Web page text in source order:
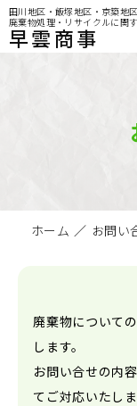
田川地区・飯塚地区・京築地
廃棄物処理・リサイクルに関
早雲商事
ホーム お問い
廃棄物について
します。
お問い合せの内
てご対応いたしま